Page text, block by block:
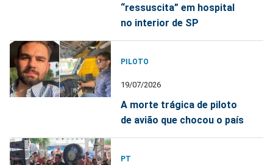
“ressuscita” em hospital
no interior de SP
PILOTO
19/07/2026
A morte trágica de piloto
de avião que chocou o país
PT